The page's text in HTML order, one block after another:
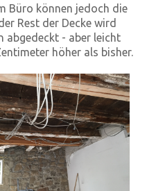
Büro können jedoch die
Rest der Decke wird
abgedeckt - aber leicht
höher als bisher.